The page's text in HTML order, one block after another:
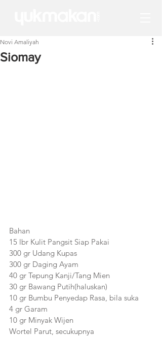
Siomay
Novi Amaliyah
Bahan
15 lbr Kulit Pangsit Siap Pakai
300 gr Udang Kupas
300 gr Daging Ayam
40 gr Tepung Kanji/Tang Mien
30 gr Bawang Putih(haluskan)
10 gr Bumbu Penyedap Rasa, bila suka
4 gr Garam
10 gr Minyak Wijen
Wortel Parut, secukupnya